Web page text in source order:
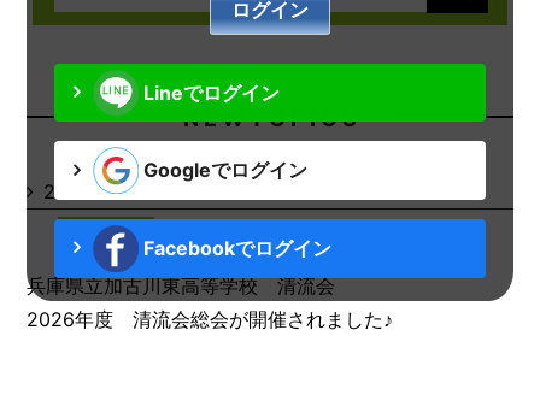
Lineでログイン
Googleでログイン
Facebookでログイン
N E W T O P I C S
2026.08.07
お知らせ
兵庫県立加古川東高等学校 清流会
2026年度 清流会総会が開催されました♪